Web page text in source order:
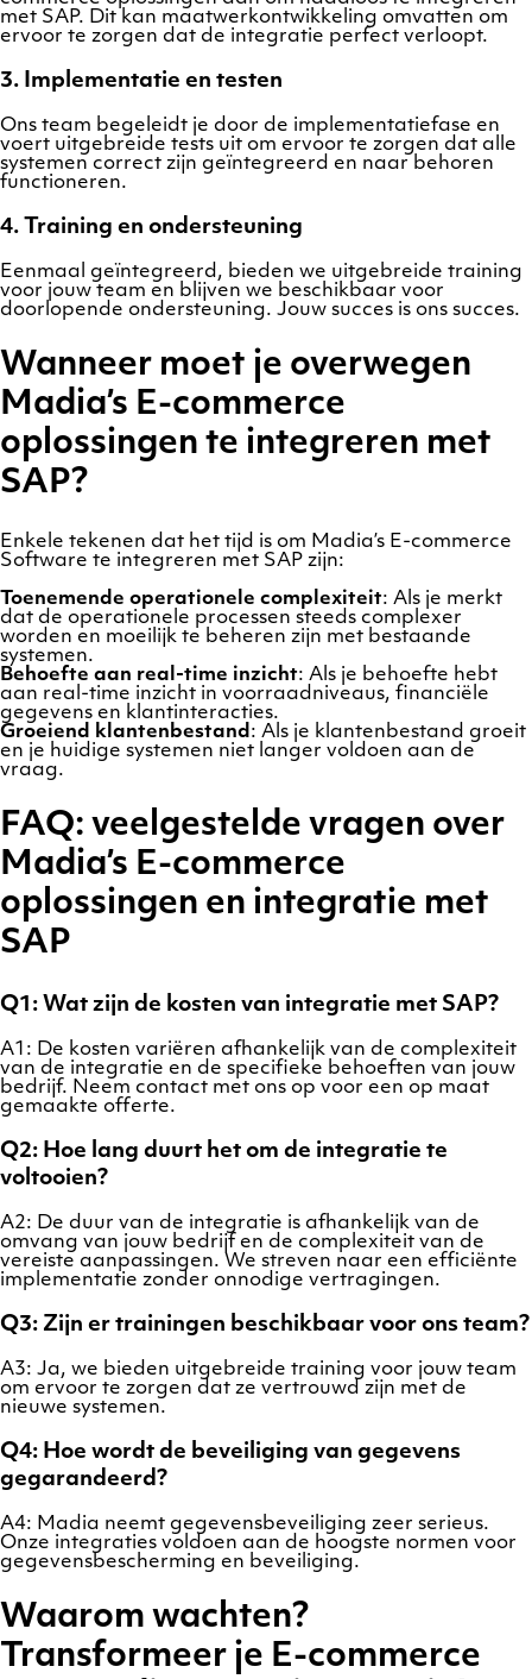
met SAP. Dit kan maatwerkontwikkeling omvatten om
ervoor te zorgen dat de integratie perfect verloopt.
3. Implementatie en testen
Ons team begeleidt je door de implementatiefase en
voert uitgebreide tests uit om ervoor te zorgen dat alle
systemen correct zijn geïntegreerd en naar behoren
functioneren.
4. Training en ondersteuning
Eenmaal geïntegreerd, bieden we uitgebreide training
voor jouw team en blijven we beschikbaar voor
doorlopende ondersteuning. Jouw succes is ons succes.
Wanneer moet je overwegen
Madia’s E-commerce
oplossingen te integreren met
SAP?
Enkele tekenen dat het tijd is om Madia’s E-commerce
Software te integreren met SAP zijn:
Toenemende operationele complexiteit: Als je merkt
dat de operationele processen steeds complexer
worden en moeilijk te beheren zijn met bestaande
systemen.
Behoefte aan real-time inzicht: Als je behoefte hebt
aan real-time inzicht in voorraadniveaus, financiële
gegevens en klantinteracties.
Groeiend klantenbestand : Als je klantenbestand groeit
en je huidige systemen niet langer voldoen aan de
vraag.
FAQ: veelgestelde vragen over
Madia’s E-commerce
oplossingen en integratie met
SAP
Q1: Wat zijn de kosten van integratie met SAP?
A1: De kosten variëren afhankelijk van de complexiteit
van de integratie en de specifieke behoeften van jouw
bedrijf. Neem contact met ons op voor een op maat
gemaakte offerte.
Q2: Hoe lang duurt het om de integratie te
voltooien?
A2: De duur van de integratie is afhankelijk van de
omvang van jouw bedrijf en de complexiteit van de
vereiste aanpassingen. We streven naar een efficiënte
implementatie zonder onnodige vertragingen.
Q3: Zijn er trainingen beschikbaar voor ons team?
A3: Ja, we bieden uitgebreide training voor jouw team
om ervoor te zorgen dat ze vertrouwd zijn met de
nieuwe systemen.
Q4: Hoe wordt de beveiliging van gegevens
gegarandeerd?
A4: Madia neemt gegevensbeveiliging zeer serieus.
Onze integraties voldoen aan de hoogste normen voor
gegevensbescherming en beveiliging.
Waarom wachten?
Transformeer je E-commerce